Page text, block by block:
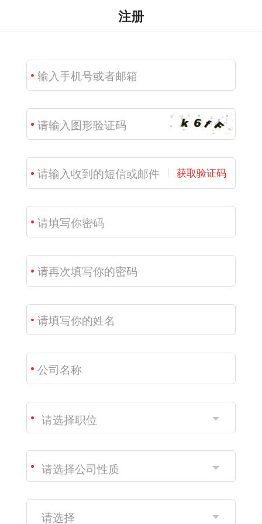
注册
获取验证码